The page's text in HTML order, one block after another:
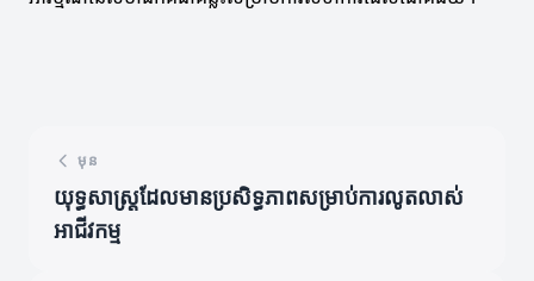
មុន
យុទ្ធសាស្ត្រដែលមានប្រសិទ្ធភាពសម្រាប់ការលូតលាស់
អាជីវកម្ម